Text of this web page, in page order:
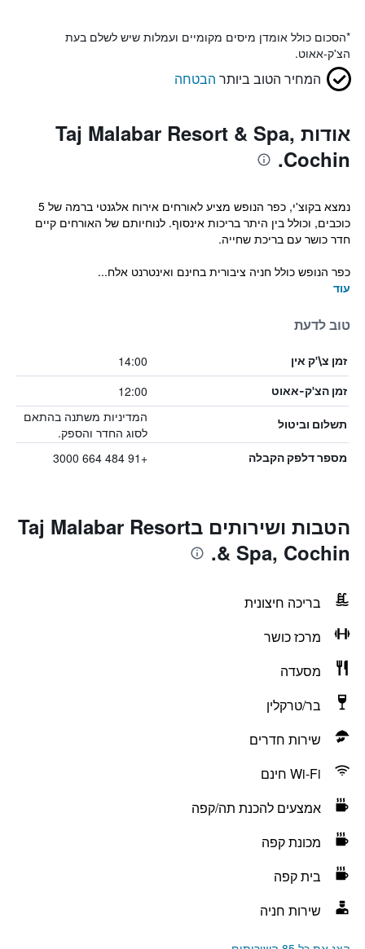
*הסכום כולל אומדן מיסים מקומיים ועמלות שיש לשלם בעת
הצ'ק-אאוט.
המחיר הטוב ביותר הבטחה
אודות Taj Malabar Resort & Spa,
Cochin.
נמצא בקוצ'י, כפר הנופש מציע לאורחים אירוח אלגנטי ברמה של 5
כוכבים, וכולל בין היתר בריכות אינסוף. לנוחיותם של האורחים קיים
חדר כושר עם בריכת שחייה.
כפר הנופש כולל חניה ציבורית בחינם ואינטרנט אלח...
עוד
טוב לדעת
זמן צ\'ק אין 14:00
זמן הצ'ק-אאוט 12:00
תשלום וביטול
המדיניות משתנה בהתאם
לסוג החדר והספק.
מספר דלפק הקבלה +91 484 664 3000
הטבות ושירותים בTaj Malabar Resort
& Spa, Cochin.
בריכה חיצונית
מרכז כושר
מסעדה
בר/טרקלין
שירות חדרים
Wi-Fi חינם
אמצעים להכנת תה/קפה
מכונת קפה
בית קפה
שירות חניה